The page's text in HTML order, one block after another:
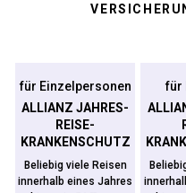
für Einzel­personen
ALLIANZ JAHRES-
REISE-
KRANKENSCHUTZ
Beliebig viele Reisen
innerhalb eines Jahres
für